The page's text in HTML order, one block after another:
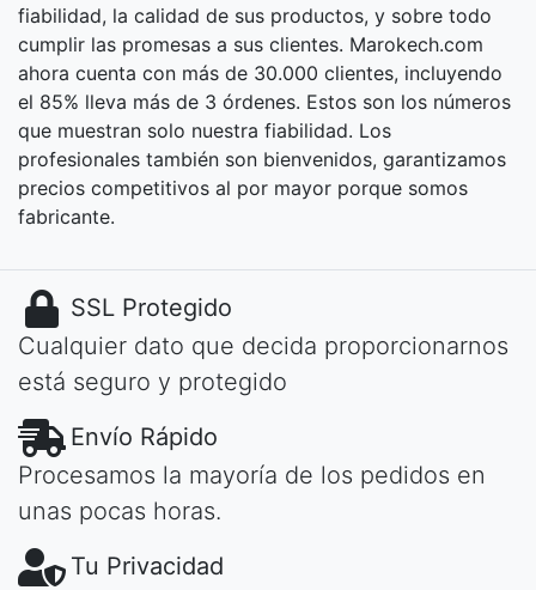
fiabilidad, la calidad de sus productos, y sobre todo
cumplir las promesas a sus clientes. Marokech.com
ahora cuenta con más de 30.000 clientes, incluyendo
el 85% lleva más de 3 órdenes. Estos son los números
que muestran solo nuestra fiabilidad. Los
profesionales también son bienvenidos, garantizamos
precios competitivos al por mayor porque somos
fabricante.
SSL Protegido
Cualquier dato que decida proporcionarnos
está seguro y protegido
Envío Rápido
Procesamos la mayoría de los pedidos en
unas pocas horas.
Tu Privacidad